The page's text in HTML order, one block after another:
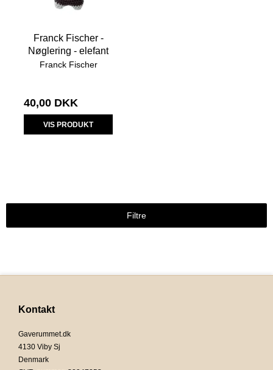
Franck Fischer -
Nøglering - elefant
Franck Fischer
40,00 DKK
VIS PRODUKT
Filtre
Kontakt
Gaverummet.dk
4130 Viby Sj
Denmark